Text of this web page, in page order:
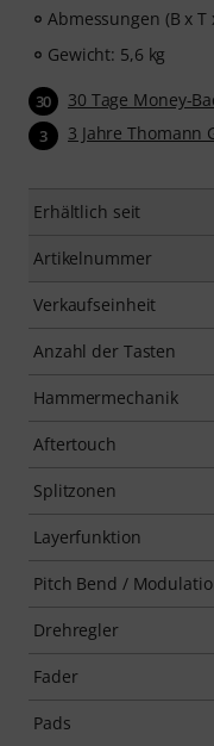
Abmessungen (B x T
Gewicht: 5,6 kg
30 30 Tage Money-
3 3 Jahre Thomann
Erhältlich seit
Artikelnummer
Verkaufseinheit
Anzahl der Tasten
Hammermechanik
Aftertouch
Splitzonen
Layerfunktion
Pitch Bend /
Drehregler
Fader
Pads